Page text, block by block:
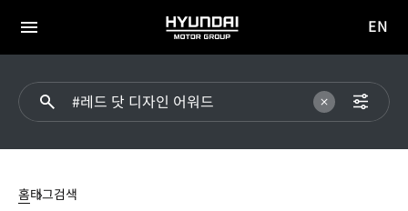
전체
HYUNDAI
MOTOR
이동
EN
홈태그검색